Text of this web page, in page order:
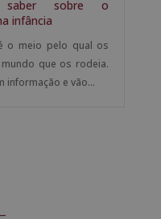
sobre o
infância
o meio pelo qual os
que os rodeia.
informação e vão...